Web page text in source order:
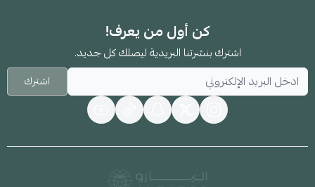
كن أول من يعرف!
اشترك بنشرتنا البريدية ليصلك كل جديد.
اشترك